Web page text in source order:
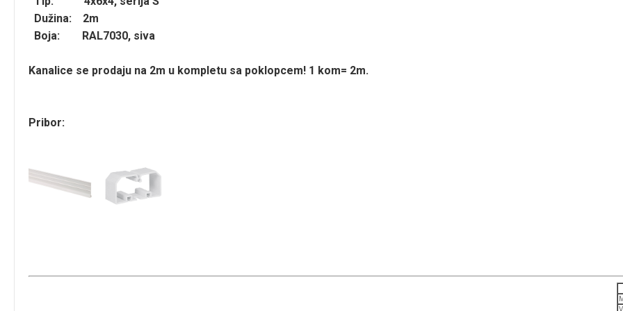
Dužina: 2m
Boja: RAL7030, siva
Kanalice se prodaju na 2m u kompletu sa poklopcem! 1 kom= 2m.
Pribor: